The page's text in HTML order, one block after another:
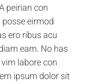
peirian con
posse eirmod
ero ribus acu
eam. No has
labore con
ipsum dolor sit